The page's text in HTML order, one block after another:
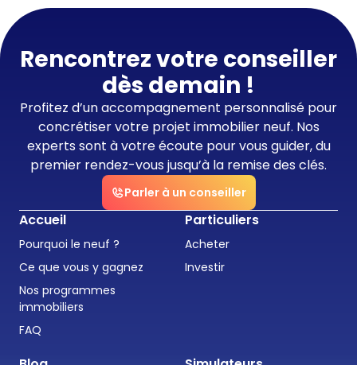
Rencontrez votre conseiller
dès demain !
Profitez d’un accompagnement personnalisé pour
concrétiser votre projet immobilier neuf. Nos
experts sont à votre écoute pour vous guider, du
premier rendez-vous jusqu’à la remise des clés.
Parler à un conseiller
Accueil
Pourquoi le neuf ?
Ce que vous y gagnez
Nos programmes
immobiliers
FAQ
Particuliers
Acheter
Investir